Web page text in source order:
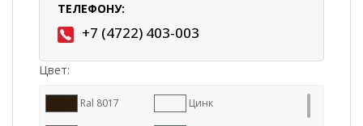
ТЕЛЕФОНУ:
+7 (4722) 403-003
Цвет:
Ral 8017 Цинк